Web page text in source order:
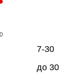
7-30
до